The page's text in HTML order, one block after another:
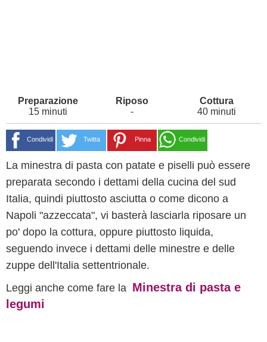
15 minuti - 40 minuti
Condividi Twitta Pinna Condividi
La minestra di pasta con patate e piselli può essere
preparata secondo i dettami della cucina del sud
Italia, quindi piuttosto asciutta o come dicono a
Napoli "azzeccata", vi basterà lasciarla riposare un
po' dopo la cottura, oppure piuttosto liquida,
seguendo invece i dettami delle minestre e delle
zuppe dell'Italia settentrionale.
Leggi anche come fare la Minestra di pasta e
legumi